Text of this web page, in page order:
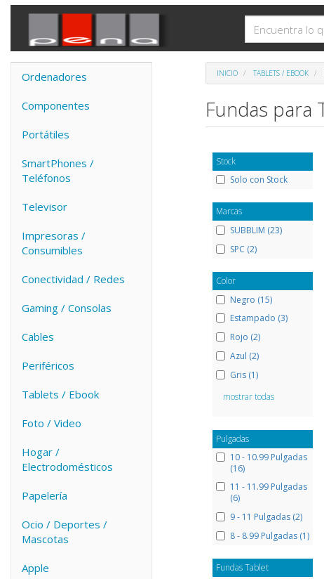
Ordenadores
Componentes
Portátiles
SmartPhones /
Teléfonos
Televisor
Impresoras /
Consumibles
Conectividad / Redes
Gaming / Consolas
Cables
Periféricos
Tablets / Ebook
Foto / Video
Hogar /
Electrodomésticos
Papelería
Ocio / Deportes /
Mascotas
Apple
INICIO TABLETS / EBOOK
Fundas para
Stock
Solo con Stock
Marcas
SUBBLIM (23)
SPC (2)
Color
Negro (15)
Estampado (3)
Rojo (2)
Azul (2)
Gris (1)
mostrar todas
Pulgadas
10 - 10.99 Pulgadas
(16)
11 - 11.99 Pulgadas
(6)
9 - 11 Pulgadas (2)
8 - 8.99 Pulgadas (1)
Fundas Tablet